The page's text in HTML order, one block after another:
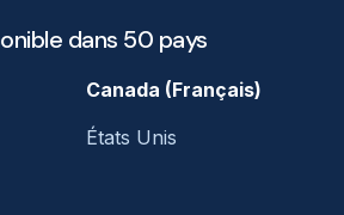
dans 50 pays
Canada (Français)
États Unis